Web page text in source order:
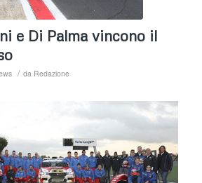
e Di Palma vincono il
/ da Redazione